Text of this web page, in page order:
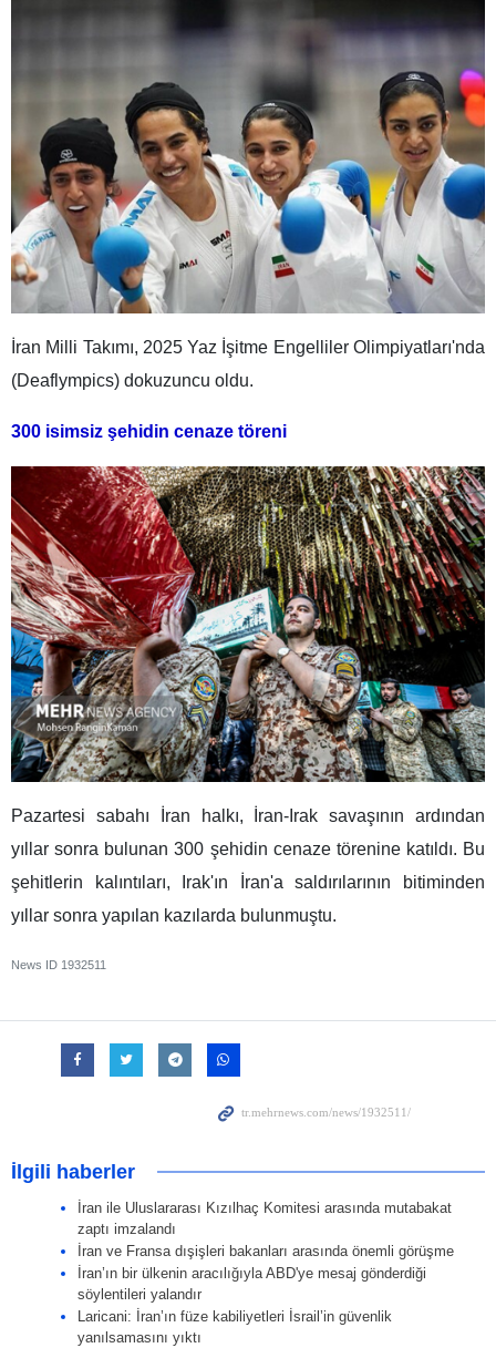
İran Milli Takımı, 2025 Yaz İşitme Engelliler Olimpiyatları'nda
(Deaflympics) dokuzuncu oldu.
300 isimsiz şehidin cenaze töreni
Pazartesi sabahı İran halkı, İran-Irak savaşının ardından
yıllar sonra bulunan 300 şehidin cenaze törenine katıldı. Bu
şehitlerin kalıntıları, Irak'ın İran'a saldırılarının bitiminden
yıllar sonra yapılan kazılarda bulunmuştu.
News ID 1932511
İlgili haberler
İran ile Uluslararası Kızılhaç Komitesi arasında mutabakat
zaptı imzalandı
İran ve Fransa dışişleri bakanları arasında önemli görüşme
İran’ın bir ülkenin aracılığıyla ABD'ye mesaj gönderdiği
söylentileri yalandır
Laricani: İran’ın füze kabiliyetleri İsrail’in güvenlik
yanılsamasını yıktı